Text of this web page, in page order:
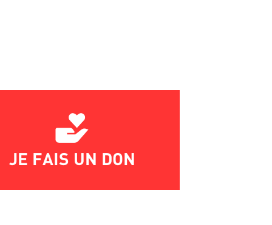
JE FAIS UN DON